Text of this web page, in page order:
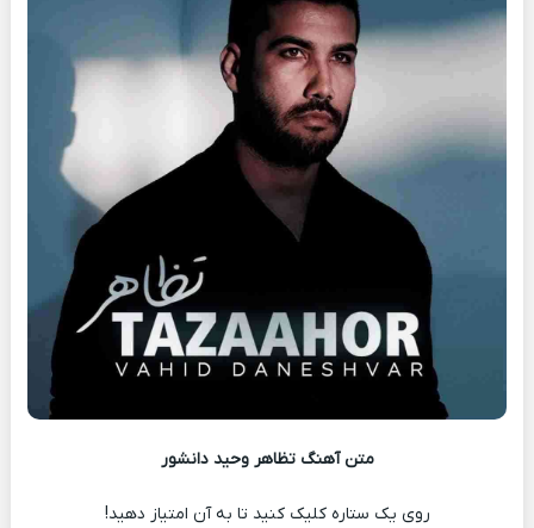
متن آهنگ تظاهر وحید دانشور
روی یک ستاره کلیک کنید تا به آن امتیاز دهید!